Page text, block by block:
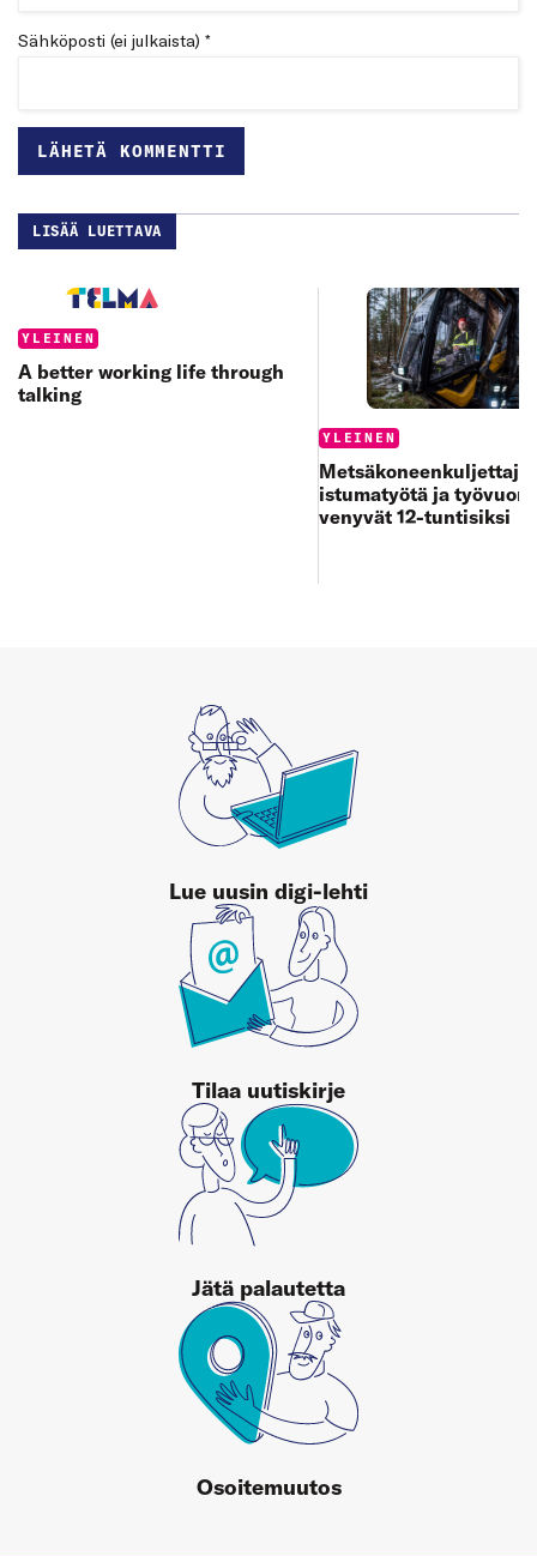
Sähköposti (ei julkaista) *
LISÄÄ LUETTAVA
Categories:
YLEINEN
A better working life through
talking
Categories:
YLEINEN
istumatyötä ja
venyvät 12-tuntisiksi
Lue uusin digi-lehti
Tilaa uutiskirje
Jätä palautetta
Osoitemuutos